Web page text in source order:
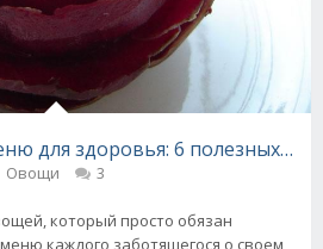
для здоровья: 6 полезных
Овощи 3
который просто обязан
каждого заботящегося о своем